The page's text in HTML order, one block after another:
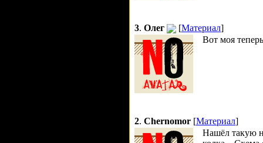
3. Олег [Материал]
Вот моя
2. Chernomor [Материал]
Нашёл такую